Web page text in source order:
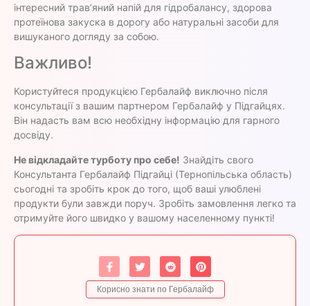
інтересний трав’яний напій для гідробалансу, здорова
протеїнова закуска в дорогу або натуральні засоби для
вишуканого догляду за собою.
Важливо!
Користуйтеся продукцією Гербалайф виключно після
консультації з вашим партнером Гербалайф у Підгайцях.
Він надасть вам всю необхідну інформацію для гарного
досвіду.
Не відкладайте турботу про себе! Знайдіть свого
Консультанта Гербалайф Підгайці (Тернопільська область)
сьогодні та зробіть крок до того, щоб ваші улюблені
продукти були завжди поруч. Зробіть замовлення легко та
отримуйте його швидко у вашому населенному пункті!
Корисно знати по Гербалайф